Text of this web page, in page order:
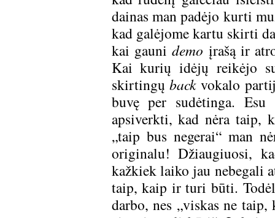
dainas man padėjo kurti
kad galėjome kartu skirti
kai gaunidemo įrašą ir
Kai kurių idėjų reikėjo
skirtingųbackvokalo
buvę per sudėtinga.
apsiverkti, kad nėra taip,
„taip bus negerai“ man
originalu! Džiaugiuosi,
kažkiek laiko jau nebegali
taip, kaip ir turi būti.
darbo, nes „viskas ne